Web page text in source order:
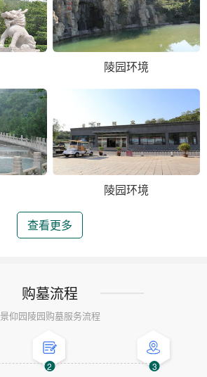
陵园环境
陵园环境
查看更多
购墓流程
景仰园陵园购墓服务流程
2 3